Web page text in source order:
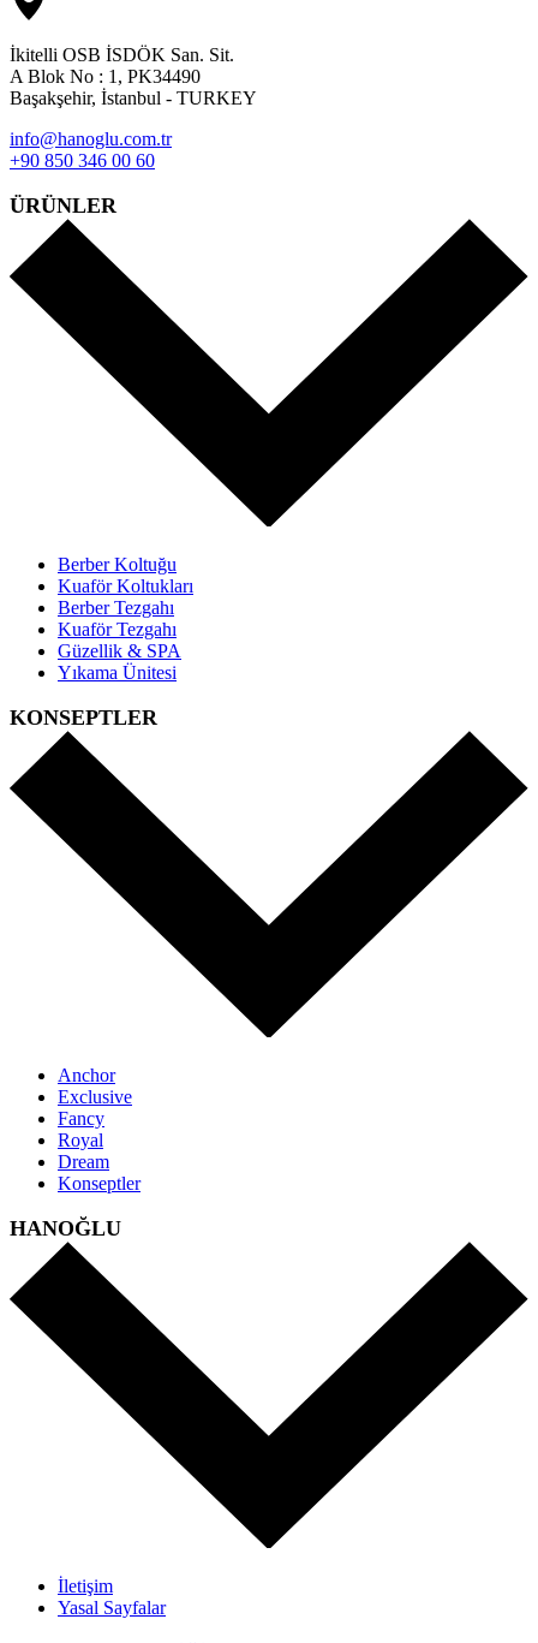
İkitelli OSB İSDÖK San. Sit.
A Blok No : 1, PK34490
Başakşehir, İstanbul - TURKEY
info@hanoglu.com.tr
+90 850 346 00 60
ÜRÜNLER
Berber Koltuğu
Kuaför Koltukları
Berber Tezgahı
Kuaför Tezgahı
Güzellik & SPA
Yıkama Ünitesi
KONSEPTLER
Anchor
Exclusive
Fancy
Royal
Dream
Konseptler
HANOĞLU
İletişim
Yasal Sayfalar